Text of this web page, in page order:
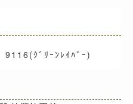
9116(ｸﾞﾘｰﾝﾚｲﾊﾞｰ)